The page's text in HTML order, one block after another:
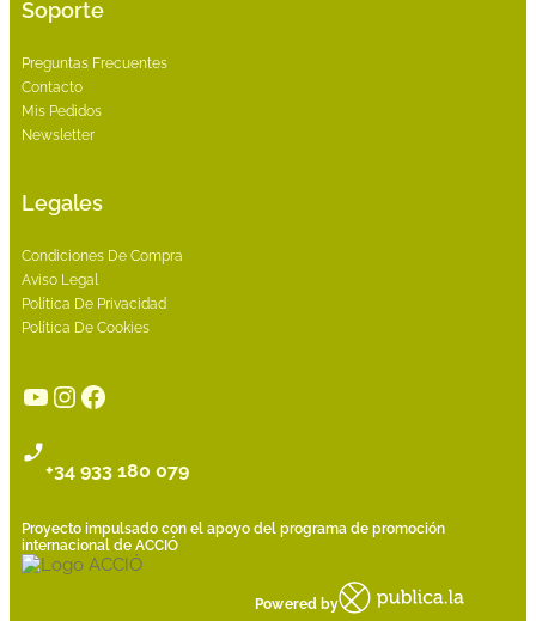
Soporte
Preguntas Frecuentes
Contacto
Mis Pedidos
Newsletter
Legales
Condiciones De Compra
Aviso Legal
Política De Privacidad
Política De Cookies
YouTube
Instagram
Facebook
+34 933 180 079
Proyecto impulsado con el apoyo del programa de promoción
internacional de ACCIÓ
Powered by